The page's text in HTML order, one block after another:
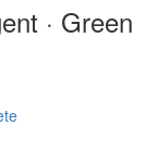
· Green